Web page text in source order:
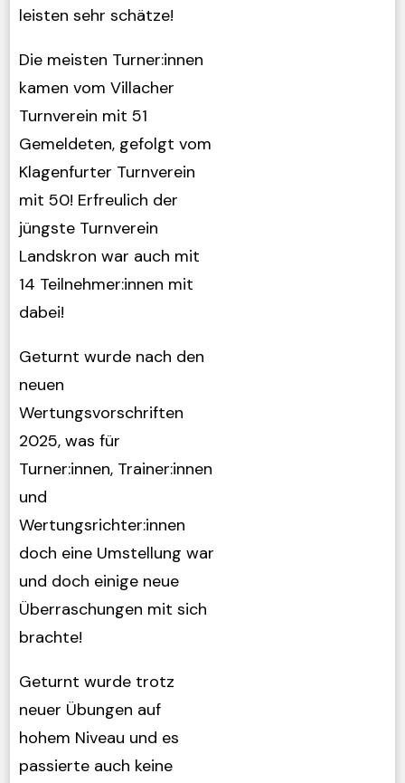
leisten sehr schätze!
Die meisten Turner:innen
kamen vom Villacher
Turnverein mit 51
Gemeldeten, gefolgt vom
Klagenfurter Turnverein
mit 50! Erfreulich der
jüngste Turnverein
Landskron war auch mit
14 Teilnehmer:innen mit
dabei!
Geturnt wurde nach den
neuen
Wertungsvorschriften
2025, was für
Turner:innen, Trainer:innen
und
Wertungsrichter:innen
doch eine Umstellung war
und doch einige neue
Überraschungen mit sich
brachte!
Geturnt wurde trotz
neuer Übungen auf
hohem Niveau und es
passierte auch keine